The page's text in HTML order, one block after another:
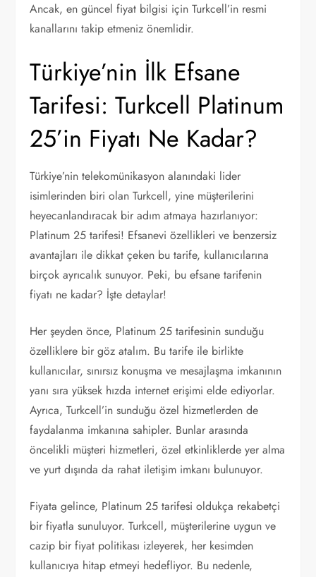
Ancak, en güncel fiyat bilgisi için Turkcell’in resmi
kanallarını takip etmeniz önemlidir.
Türkiye’nin İlk Efsane
Tarifesi: Turkcell Platinum
25’in Fiyatı Ne Kadar?
Türkiye’nin telekomünikasyon alanındaki lider
isimlerinden biri olan Turkcell, yine müşterilerini
heyecanlandıracak bir adım atmaya hazırlanıyor:
Platinum 25 tarifesi! Efsanevi özellikleri ve benzersiz
avantajları ile dikkat çeken bu tarife, kullanıcılarına
birçok ayrıcalık sunuyor. Peki, bu efsane tarifenin
fiyatı ne kadar? İşte detaylar!
Her şeyden önce, Platinum 25 tarifesinin sunduğu
özelliklere bir göz atalım. Bu tarife ile birlikte
kullanıcılar, sınırsız konuşma ve mesajlaşma imkanının
yanı sıra yüksek hızda internet erişimi elde ediyorlar.
Ayrıca, Turkcell’in sunduğu özel hizmetlerden de
faydalanma imkanına sahipler. Bunlar arasında
öncelikli müşteri hizmetleri, özel etkinliklerde yer alma
ve yurt dışında da rahat iletişim imkanı bulunuyor.
Fiyata gelince, Platinum 25 tarifesi oldukça rekabetçi
bir fiyatla sunuluyor. Turkcell, müşterilerine uygun ve
cazip bir fiyat politikası izleyerek, her kesimden
kullanıcıya hitap etmeyi hedefliyor. Bu nedenle,